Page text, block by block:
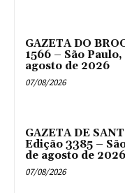
GAZETA DO
1566 – São
agosto de 2026
07/08/2026
GAZETA DE
Edição 3385 –
de agosto de 2026
07/08/2026